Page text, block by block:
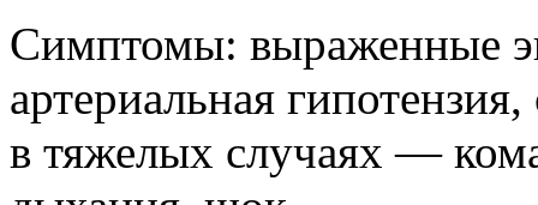
Симптомы: выраженные
артериальная
в тяжелых случаях —